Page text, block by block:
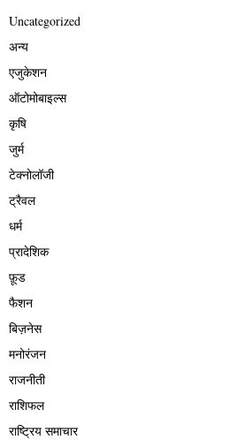
Uncategorized
अन्य
एजुकेशन
ऑटोमोबाइल्स
कृषि
जुर्म
टेक्नोलॉजी
ट्रैवल
धर्म
प्रादेशिक
फ़ूड
फैशन
बिज़नेस
मनोरंजन
राजनीती
राशिफल
राष्ट्रिय समाचार